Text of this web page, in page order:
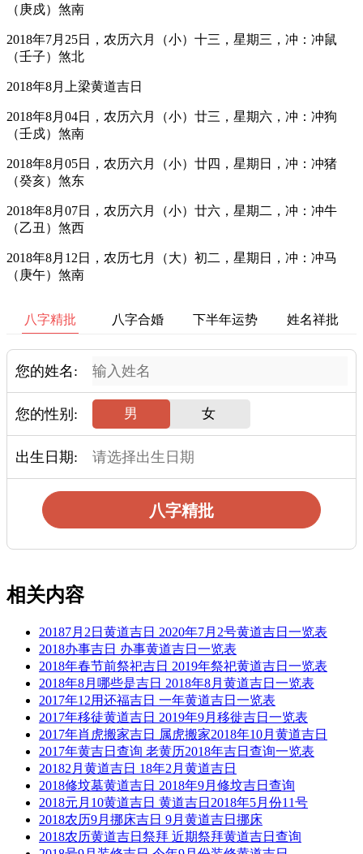
（庚戍）煞南
2018年7月25日，农历六月（小）十三，星期三，冲：冲鼠
（壬子）煞北
2018年8月上梁黄道吉日
2018年8月04日，农历六月（小）廿三，星期六，冲：冲狗
（壬戍）煞南
2018年8月05日，农历六月（小）廿四，星期日，冲：冲猪
（癸亥）煞东
2018年8月07日，农历六月（小）廿六，星期二，冲：冲牛
（乙丑）煞西
2018年8月12日，农历七月（大）初二，星期日，冲：冲马
（庚午）煞南
八字精批 八字合婚 下半年运势 姓名祥批
您的姓名:
您的性别: 男 女
出生日期:
八字精批
相关内容
20187月2日黄道吉日 2020年7月2号黄道吉日一览表
2018办事吉日 办事黄道吉日一览表
2018年春节前祭祀吉日 2019年祭祀黄道吉日一览表
2018年8月哪些是吉日 2018年8月黄道吉日一览表
2017年12用还福吉日 一年黄道吉日一览表
2017年移徒黄道吉日 2019年9月移徙吉日一览表
2017年肖虎搬家吉日 属虎搬家2018年10月黄道吉日
2017年黄吉日查询 老黄历2018年吉日查询一览表
20182月黄道吉日 18年2月黄道吉日
2018修坟墓黄道吉日 2018年9月修坟吉日查询
2018元月10黄道吉日 黄道吉日2018年5月份11号
2018农历9月挪床吉日 9月黄道吉日挪床
2018农历黄道吉日祭拜 近期祭拜黄道吉日查询